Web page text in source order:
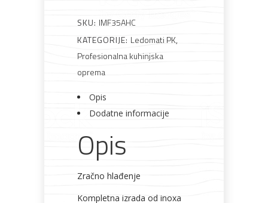
galanterija
SKU: IMF35AHC
KATEGORIJE: Ledomati PK,
Profesionalna kuhinjska
oprema
Opis
Dodatne informacije
Opis
Zračno hlađenje
Kompletna izrada od inoxa